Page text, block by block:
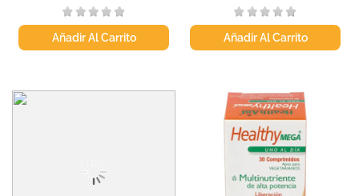
Añadir Al Carrito Añadir Al Carrito